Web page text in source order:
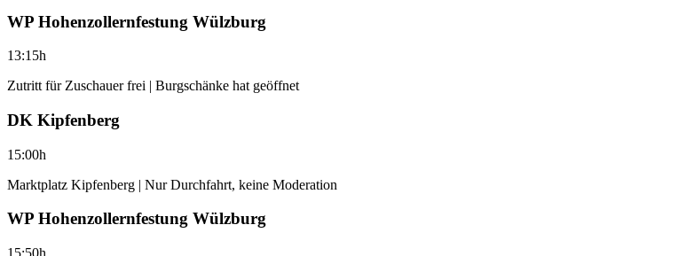
WP Hohenzollernfestung Wülzburg
13:15h
Zutritt für Zuschauer frei | Burgschänke hat geöffnet
DK Kipfenberg
15:00h
Marktplatz Kipfenberg | Nur Durchfahrt, keine Moderation
WP Hohenzollernfestung Wülzburg
15:50h